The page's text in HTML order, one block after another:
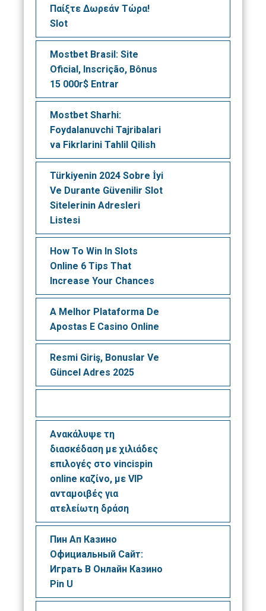
Παίξτε Δωρεάν Τώρα!
Slot
Mostbet Brasil: Site
Oficial, Inscrição, Bônus
15 000r$ Entrar
Mostbet Sharhi:
Foydalanuvchi Tajribalari
va Fikrlarini Tahlil Qilish
Türkiyenin 2024 Sobre İyi
Ve Durante Güvenilir Slot
Sitelerinin Adresleri
Listesi
How To Win In Slots
Online 6 Tips That
Increase Your Chances
A Melhor Plataforma De
Apostas E Casino Online
Resmi Giriş, Bonuslar Ve
Güncel Adres 2025
Ανακάλυψε τη
διασκέδαση με χιλιάδες
επιλογές στο vincispin
online καζίνο, με VIP
ανταμοιβές για
ατελείωτη δράση
Пин Ап Казино
Официальный Сайт:
Играть В Онлайн Казино
Pin U